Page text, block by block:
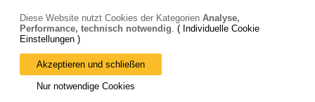
Bitte beachten Sie: wir machen Betriebsferien, vom 03. bis 28.
August 2026 haben wir geschlossen.
Diese Website nutzt Cookies der Kategorien Analyse,
Performance, technisch notwendig. ( Individuelle Cookie
Einstellungen )
Akzeptieren und schließen
Nur notwendige Cookies